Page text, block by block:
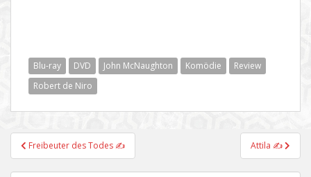
Blu-ray DVD John McNaughton Komödie
Review
Robert de Niro
Beitragsnavigation
Freibeuter des Todes ✍ Attila ✍